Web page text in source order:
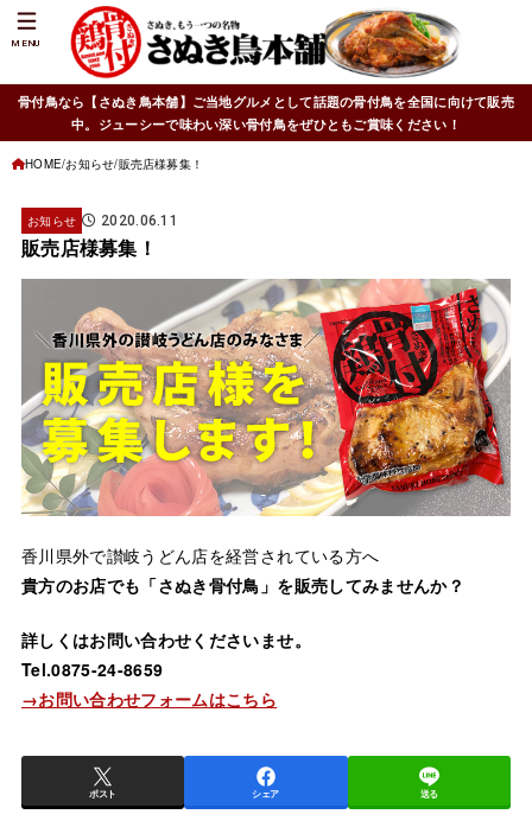
MENU
骨付鳥なら【さぬき鳥本舗】ご当地グルメとして話題の骨付鳥を全国に向けて販売
中。ジューシーで味わい深い骨付鳥をぜひともご賞味ください！
HOME お知らせ 販売店様募集！
お知らせ 2020.06.11
販売店様募集！
香川県外で讃岐うどん店を経営されている方へ
貴方のお店でも「さぬき骨付鳥」を販売してみませんか？
詳しくはお問い合わせくださいませ。
Tel.0875-24-8659
→お問い合わせフォームはこちら
ポスト シェア 送る